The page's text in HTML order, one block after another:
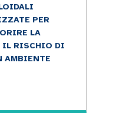
PER
LA
IL RISCHIO DI
AMBIENTE